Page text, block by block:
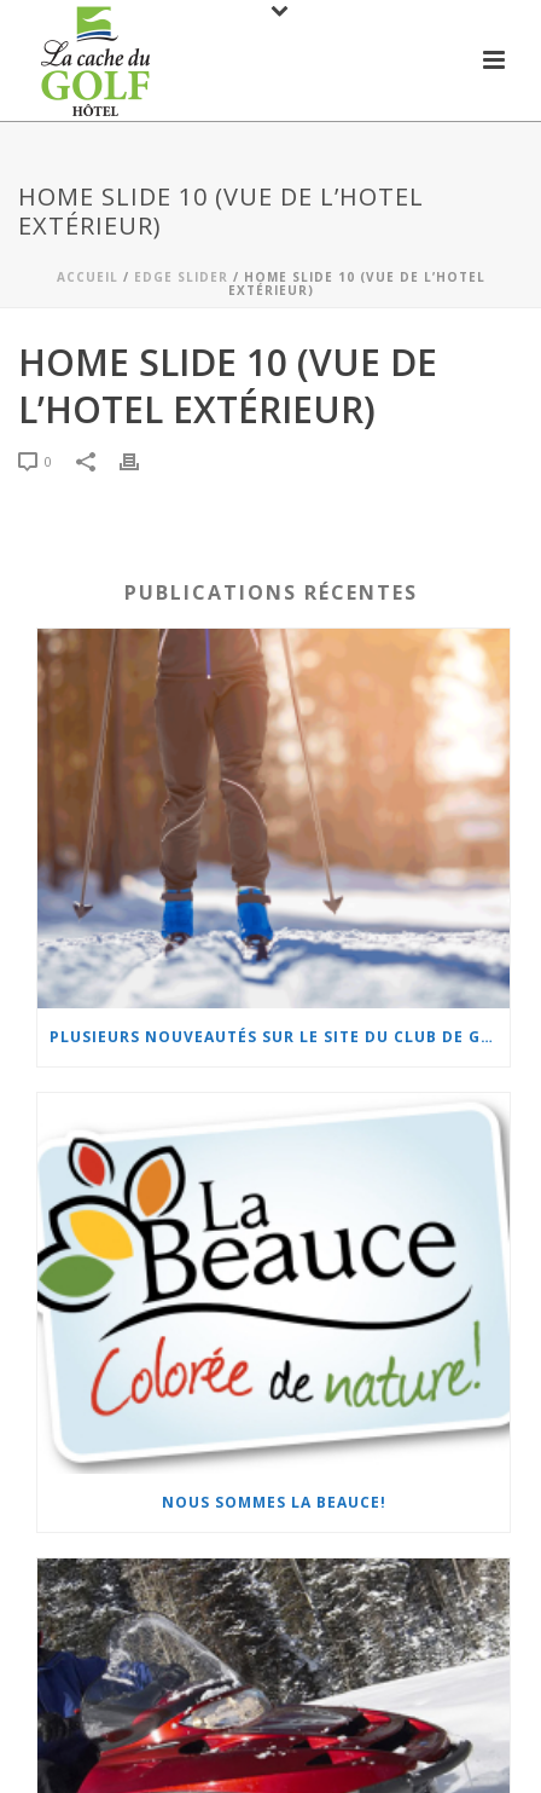
HOME SLIDE 10 (VUE DE L’HOTEL
EXTÉRIEUR)
ACCUEIL / EDGE SLIDER / HOME SLIDE 10 (VUE DE L’HOTEL
EXTÉRIEUR)
HOME SLIDE 10 (VUE DE
L’HOTEL EXTÉRIEUR)
0
PUBLICATIONS RÉCENTES
PLUSIEURS NOUVEAUTÉS SUR LE SITE DU CLUB DE GOLF DE BEAUCEVILLE ET À L’HÔTEL LA CACHE DU GOLF!
NOUS SOMMES LA BEAUCE!